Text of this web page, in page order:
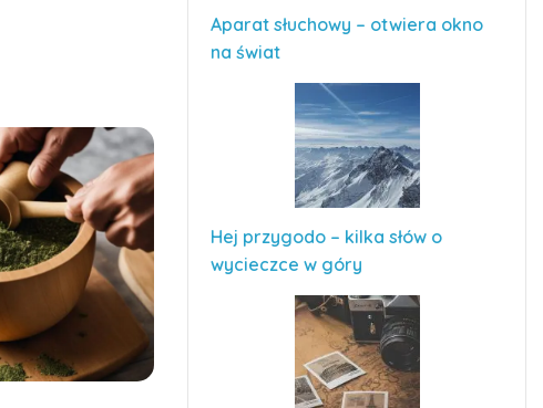
Aparat słuchowy – otwiera okno
na świat
Hej przygodo – kilka słów o
wycieczce w góry